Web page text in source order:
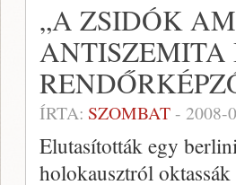
„A ZSIDÓK
ANTISZEMITA
ÍRTA: SZOMBAT- 2008-
Elutasították egy
holokausztról